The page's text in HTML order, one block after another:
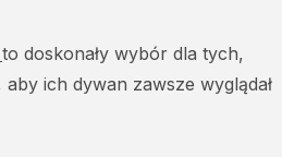
to doskonały wybór dla tych,
ich dywan zawsze wyglądał